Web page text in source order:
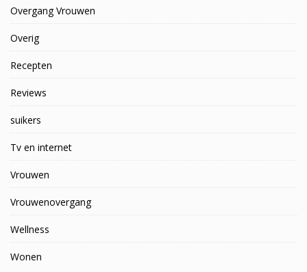
Overgang Vrouwen
Overig
Recepten
Reviews
suikers
Tv en internet
Vrouwen
Vrouwenovergang
Wellness
Wonen